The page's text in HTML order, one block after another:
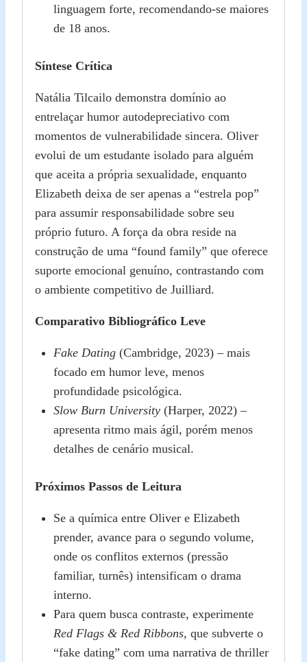
linguagem forte, recomendando‑se maiores
de 18 anos.
Síntese Crítica
Natália Tilcailo demonstra domínio ao
entrelaçar humor autodepreciativo com
momentos de vulnerabilidade sincera. Oliver
evolui de um estudante isolado para alguém
que aceita a própria sexualidade, enquanto
Elizabeth deixa de ser apenas a “estrela pop”
para assumir responsabilidade sobre seu
próprio futuro. A força da obra reside na
construção de uma “found family” que oferece
suporte emocional genuíno, contrastando com
o ambiente competitivo de Juilliard.
Comparativo Bibliográfico Leve
Fake Dating (Cambridge, 2023) – mais
focado em humor leve, menos
profundidade psicológica.
Slow Burn University (Harper, 2022) –
apresenta ritmo mais ágil, porém menos
detalhes de cenário musical.
Próximos Passos de Leitura
Se a química entre Oliver e Elizabeth
prender, avance para o segundo volume,
onde os conflitos externos (pressão
familiar, turnês) intensificam o drama
interno.
Para quem busca contraste, experimente
Red Flags & Red Ribbons, que subverte o
“fake dating” com uma narrativa de thriller